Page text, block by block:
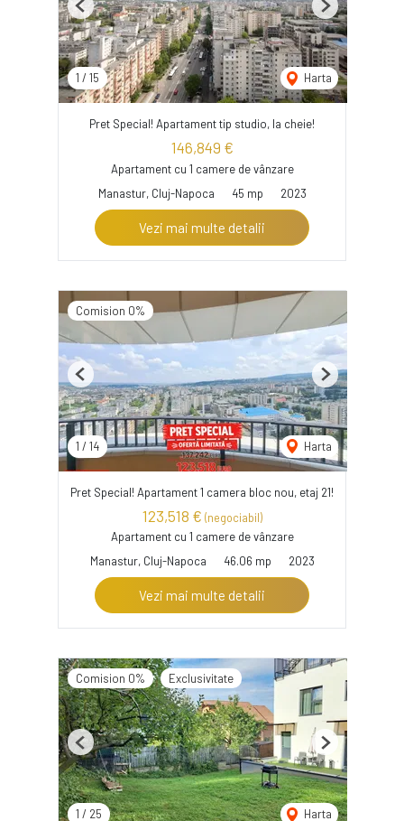
1 / 15 Harta
Previous Next
Pret Special! Apartament tip studio, la cheie!
146,849 €
Apartament cu 1 camere de vânzare
Manastur, Cluj-Napoca
45 mp 2023
Vezi mai multe detalii
Comision 0%
1 / 14 Harta
Previous Next
Pret Special! Apartament 1 camera bloc nou, etaj 21!
123,518 € (negociabil)
Apartament cu 1 camere de vânzare
Manastur, Cluj-Napoca
46.06 mp 2023
Vezi mai multe detalii
Comision 0% Exclusivitate
1 / 25 Harta
Previous Next